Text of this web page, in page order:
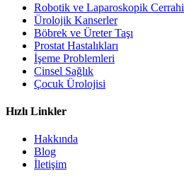
Robotik ve Laparoskopik Cerrahi
Ürolojik Kanserler
Böbrek ve Üreter Taşı
Prostat Hastalıkları
İşeme Problemleri
Cinsel Sağlık
Çocuk Ürolojisi
Hızlı Linkler
Hakkında
Blog
İletişim